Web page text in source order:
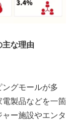
主な理由
グモールが多
電製品などを一箇
ー施設やエンタ